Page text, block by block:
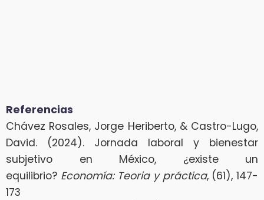
Referencias
Chávez Rosales, Jorge Heriberto, & Castro-Lugo,
David. (2024). Jornada laboral y bienestar
subjetivo en México, ¿existe un
equilibrio? Economía: Teoria y práctica, (61), 147-
173